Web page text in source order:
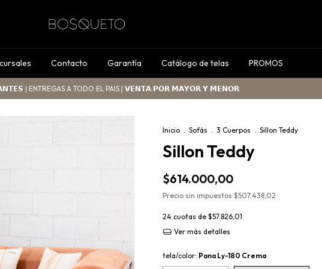
Contacto Garantía Catálogo de telas PROMOS
| ENTREGAS A TODO EL PAIS | 𝗩𝗘𝗡𝗧𝗔 𝗣𝗢𝗥 𝗠𝗔𝗬𝗢𝗥 𝗬 𝗠𝗘𝗡𝗢𝗥
Inicio . Sofás . 3 Cuerpos . Sillon Teddy
Sillon Teddy
$614.000,00
Precio sin impuestos $507.438,02
24 cuotas de $57.826,01
Ver más detalles
tela/color: Pana Ly-180 Crema